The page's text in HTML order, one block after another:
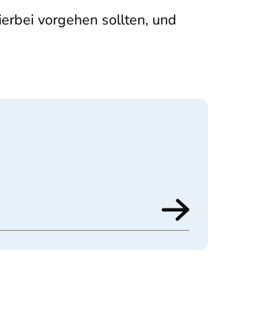
vorgehen sollten, und